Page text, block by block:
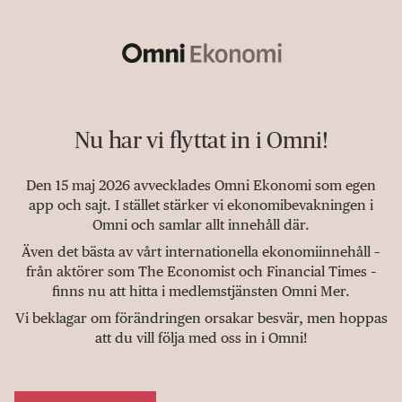
Nu har vi flyttat in i Omni!
Den 15 maj 2026 avvecklades Omni Ekonomi som egen
app och sajt. I stället stärker vi ekonomibevakningen i
Omni och samlar allt innehåll där.
Även det bästa av vårt internationella ekonomiinnehåll –
från aktörer som The Economist och Financial Times –
finns nu att hitta i medlemstjänsten Omni Mer.
Vi beklagar om förändringen orsakar besvär, men hoppas
att du vill följa med oss in i Omni!